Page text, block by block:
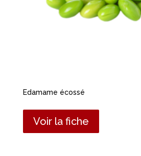
Edamame écossé
Voir la fiche